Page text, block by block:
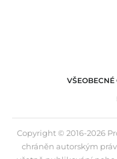
Copyright © 2016-2026
chráněn autorským